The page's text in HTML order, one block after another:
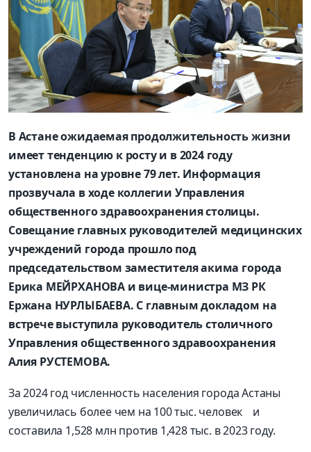
В Астане ожидаемая продолжительность жизни
имеет тенденцию к росту и в 2024 году
установлена на уровне 79 лет. Информация
прозвучала в ходе коллегии Управления
общественного здравоохранения столицы.
Совещание главных руководителей медицинских
учреждений города прошло под
председательством заместителя акима города
Ерика МЕЙРХАНОВА и вице-министра МЗ РК
Ержана НУРЛЫБАЕВА. С главным докладом на
встрече выступила руководитель столичного
Управления общественного здравоохранения
Алия РУСТЕМОВА.
За 2024 год численность населения города Астаны
увеличилась более чем на 100 тыс. человек и
составила 1,528 млн против 1,428 тыс. в 2023 году.